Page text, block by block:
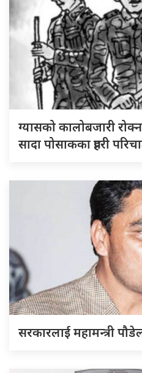
ग्यासको कालोबजारी
सादा पोसाकका प्रहरी
सरकारलाई महामन्त्री